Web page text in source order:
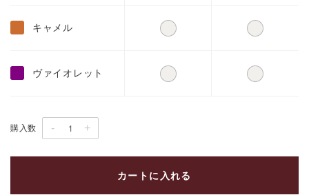
キャメル
ヴァイオレット
購入数 - +
カートに入れる